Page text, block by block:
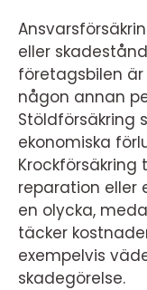
eller
företagsbilen
någon annan
Stöldförsäkring
ekonomiska
reparation eller
en olycka,
täcker
exempelvis
skadegörelse.